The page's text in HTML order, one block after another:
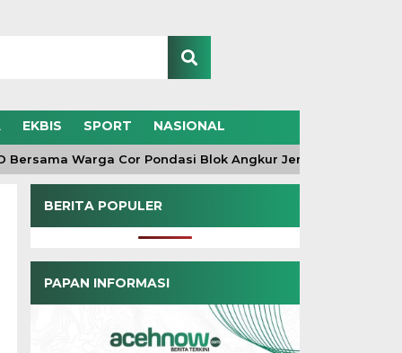
EKBIS SPORT NASIONAL
Warga Cor Pondasi Blok Angkur Jembatan Gantung di
BERITA POPULER
PAPAN INFORMASI